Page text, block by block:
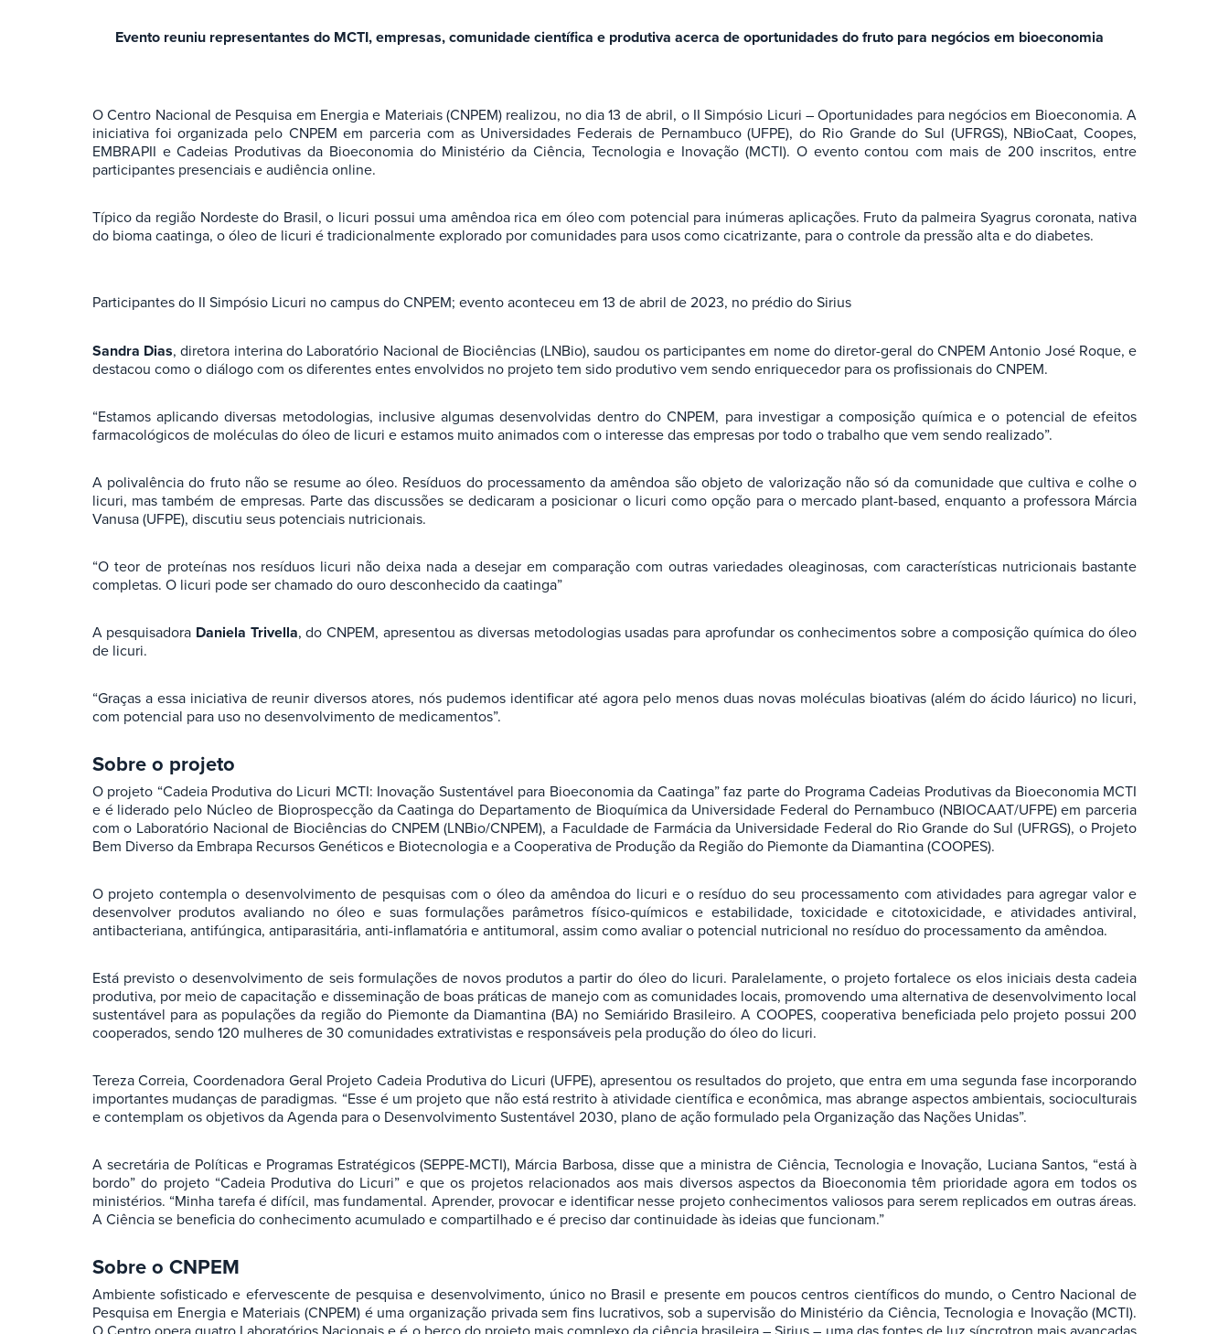
Evento reuniu representantes do MCTI, empresas, comunidade científica e produtiva acerca de oportunidades do fruto para negócios em bioeconomia
O Centro Nacional de Pesquisa em Energia e Materiais (CNPEM) realizou, no dia 13 de abril, o II Simpósio Licuri – Oportunidades para negócios em Bioeconomia. A
iniciativa foi organizada pelo CNPEM em parceria com as Universidades Federais de Pernambuco (UFPE), do Rio Grande do Sul (UFRGS), NBioCaat, Coopes,
EMBRAPII e Cadeias Produtivas da Bioeconomia do Ministério da Ciência, Tecnologia e Inovação (MCTI). O evento contou com mais de 200 inscritos, entre
participantes presenciais e audiência online.
Típico da região Nordeste do Brasil, o licuri possui uma amêndoa rica em óleo com potencial para inúmeras aplicações. Fruto da palmeira Syagrus coronata, nativa
do bioma caatinga, o óleo de licuri é tradicionalmente explorado por comunidades para usos como cicatrizante, para o controle da pressão alta e do diabetes.
Participantes do II Simpósio Licuri no campus do CNPEM; evento aconteceu em 13 de abril de 2023, no prédio do Sirius
Sandra Dias, diretora interina do Laboratório Nacional de Biociências (LNBio), saudou os participantes em nome do diretor-geral do CNPEM Antonio José Roque, e
destacou como o diálogo com os diferentes entes envolvidos no projeto tem sido produtivo vem sendo enriquecedor para os profissionais do CNPEM.
“Estamos aplicando diversas metodologias, inclusive algumas desenvolvidas dentro do CNPEM, para investigar a composição química e o potencial de efeitos
farmacológicos de moléculas do óleo de licuri e estamos muito animados com o interesse das empresas por todo o trabalho que vem sendo realizado”.
A polivalência do fruto não se resume ao óleo. Resíduos do processamento da amêndoa são objeto de valorização não só da comunidade que cultiva e colhe o
licuri, mas também de empresas. Parte das discussões se dedicaram a posicionar o licuri como opção para o mercado plant-based, enquanto a professora Márcia
Vanusa (UFPE), discutiu seus potenciais nutricionais.
“O teor de proteínas nos resíduos licuri não deixa nada a desejar em comparação com outras variedades oleaginosas, com características nutricionais bastante
completas. O licuri pode ser chamado do ouro desconhecido da caatinga”
A pesquisadora Daniela Trivella, do CNPEM, apresentou as diversas metodologias usadas para aprofundar os conhecimentos sobre a composição química do óleo
de licuri.
“Graças a essa iniciativa de reunir diversos atores, nós pudemos identificar até agora pelo menos duas novas moléculas bioativas (além do ácido láurico) no licuri,
com potencial para uso no desenvolvimento de medicamentos”.
Sobre o projeto
O projeto “Cadeia Produtiva do Licuri MCTI: Inovação Sustentável para Bioeconomia da Caatinga” faz parte do Programa Cadeias Produtivas da Bioeconomia MCTI
e é liderado pelo Núcleo de Bioprospecção da Caatinga do Departamento de Bioquímica da Universidade Federal do Pernambuco (NBIOCAAT/UFPE) em parceria
com o Laboratório Nacional de Biociências do CNPEM (LNBio/CNPEM), a Faculdade de Farmácia da Universidade Federal do Rio Grande do Sul (UFRGS), o Projeto
Bem Diverso da Embrapa Recursos Genéticos e Biotecnologia e a Cooperativa de Produção da Região do Piemonte da Diamantina (COOPES).
O projeto contempla o desenvolvimento de pesquisas com o óleo da amêndoa do licuri e o resíduo do seu processamento com atividades para agregar valor e
desenvolver produtos avaliando no óleo e suas formulações parâmetros físico-químicos e estabilidade, toxicidade e citotoxicidade, e atividades antiviral,
antibacteriana, antifúngica, antiparasitária, anti-inflamatória e antitumoral, assim como avaliar o potencial nutricional no resíduo do processamento da amêndoa.
Está previsto o desenvolvimento de seis formulações de novos produtos a partir do óleo do licuri. Paralelamente, o projeto fortalece os elos iniciais desta cadeia
produtiva, por meio de capacitação e disseminação de boas práticas de manejo com as comunidades locais, promovendo uma alternativa de desenvolvimento local
sustentável para as populações da região do Piemonte da Diamantina (BA) no Semiárido Brasileiro. A COOPES, cooperativa beneficiada pelo projeto possui 200
cooperados, sendo 120 mulheres de 30 comunidades extrativistas e responsáveis pela produção do óleo do licuri.
Tereza Correia, Coordenadora Geral Projeto Cadeia Produtiva do Licuri (UFPE), apresentou os resultados do projeto, que entra em uma segunda fase incorporando
importantes mudanças de paradigmas. “Esse é um projeto que não está restrito à atividade científica e econômica, mas abrange aspectos ambientais, socioculturais
e contemplam os objetivos da Agenda para o Desenvolvimento Sustentável 2030, plano de ação formulado pela Organização das Nações Unidas”.
A secretária de Políticas e Programas Estratégicos (SEPPE-MCTI), Márcia Barbosa, disse que a ministra de Ciência, Tecnologia e Inovação, Luciana Santos, “está à
bordo” do projeto “Cadeia Produtiva do Licuri” e que os projetos relacionados aos mais diversos aspectos da Bioeconomia têm prioridade agora em todos os
ministérios. “Minha tarefa é difícil, mas fundamental. Aprender, provocar e identificar nesse projeto conhecimentos valiosos para serem replicados em outras áreas.
A Ciência se beneficia do conhecimento acumulado e compartilhado e é preciso dar continuidade às ideias que funcionam.”
Sobre o CNPEM
Ambiente sofisticado e efervescente de pesquisa e desenvolvimento, único no Brasil e presente em poucos centros científicos do mundo, o Centro Nacional de
Pesquisa em Energia e Materiais (CNPEM) é uma organização privada sem fins lucrativos, sob a supervisão do Ministério da Ciência, Tecnologia e Inovação (MCTI).